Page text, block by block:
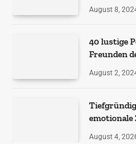
August 8,
40 lustige
Freunden
August 2,
emotionale
August 4,